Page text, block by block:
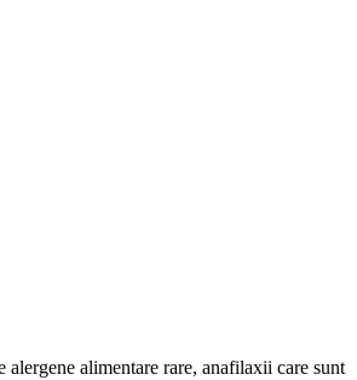
alimentare rare, anafilaxii care sunt